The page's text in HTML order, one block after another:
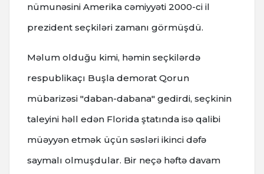
nümunəsini Amerika cəmiyyəti 2000-ci il
prezident seçkiləri zamanı görmüşdü.
Məlum olduğu kimi, həmin seçkilərdə
respublikaçı Buşla demorat Qorun
mübarizəsi "daban-dabana" gedirdi, seçkinin
taleyini həll edən Florida ştatında isə qalibi
müəyyən etmək üçün səsləri ikinci dəfə
saymalı olmuşdular. Bir neçə həftə davam